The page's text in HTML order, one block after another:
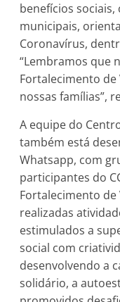
benefícios
municipais,
Coronavírus,
“Lembramos que
Fortalecimento de
nossas famílias”,
A equipe do
também está
Whatsapp, com
participantes do
Fortalecimento de
realizadas
estimulados a
social com
desenvolvendo a
solidário, a